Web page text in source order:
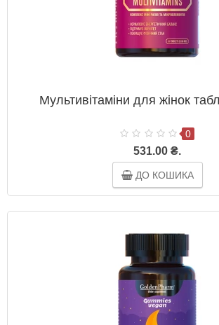
Мультивітаміни для жінок
0
531.00 ₴.
ДО КОШИКА